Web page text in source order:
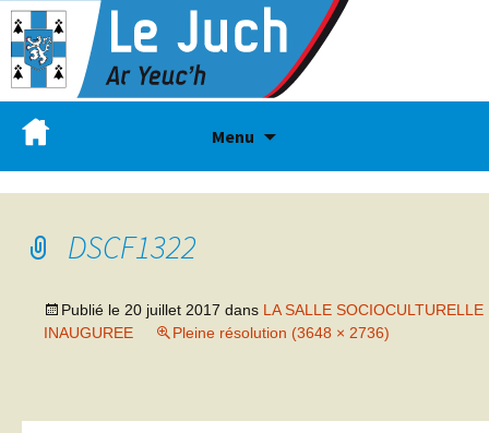
Menu
DSCF1322
Publié le 20 juillet 2017 dans LA SALLE SOCIOCULTURELLE
INAUGUREE
Pleine résolution (3648 × 2736)